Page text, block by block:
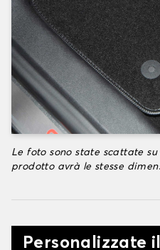
Le foto sono state scattate
prodotto avrà le stesse
Personalizzate